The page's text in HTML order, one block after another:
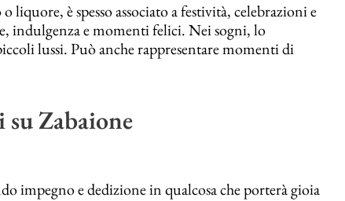
liquore, è spesso associato a festività, celebrazioni e
indulgenza e momenti felici. Nei sogni, lo
lussi. Può anche rappresentare momenti di
Zabaione
impegno e dedizione in qualcosa che porterà gioia